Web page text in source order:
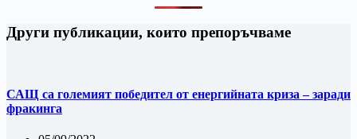
Други публикации, които препоръчваме
САЩ са големият победител от енергийната криза – заради
фракинга